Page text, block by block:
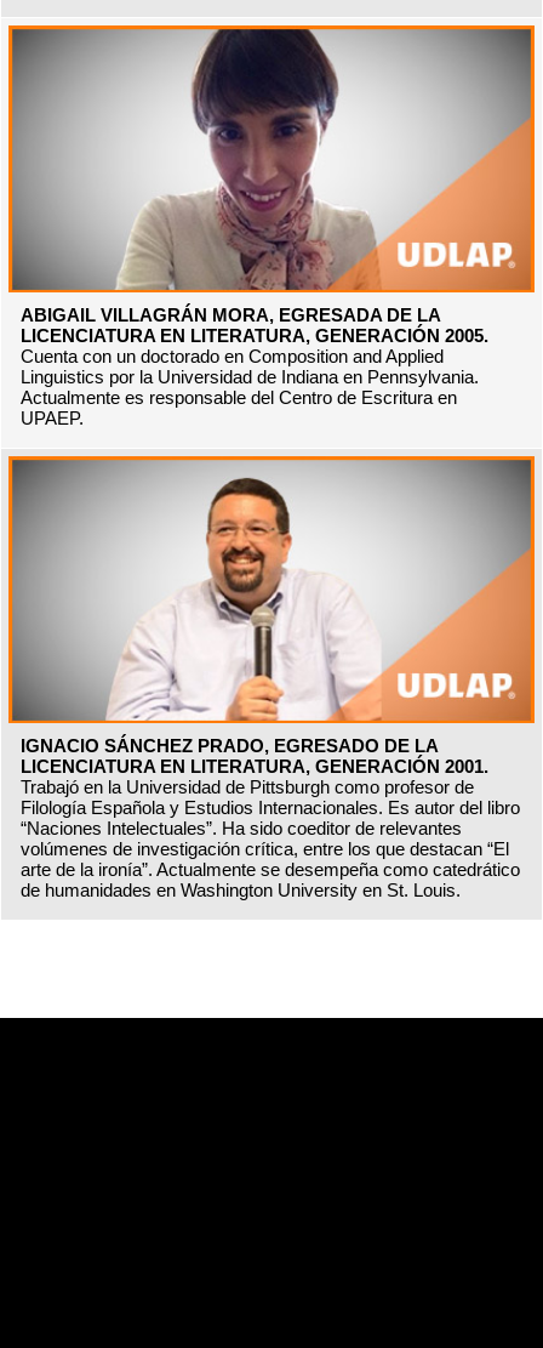
ABIGAIL VILLAGRÁN MORA, EGRESADA DE LA
LICENCIATURA EN LITERATURA, GENERACIÓN 2005.
Cuenta con un doctorado en Composition and Applied
Linguistics por la Universidad de Indiana en Pennsylvania.
Actualmente es responsable del Centro de Escritura en
UPAEP.
IGNACIO SÁNCHEZ PRADO, EGRESADO DE LA
LICENCIATURA EN LITERATURA, GENERACIÓN 2001.
Trabajó en la Universidad de Pittsburgh como profesor de
Filología Española y Estudios Internacionales. Es autor del libro
“Naciones Intelectuales”. Ha sido coeditor de relevantes
volúmenes de investigación crítica, entre los que destacan “El
arte de la ironía”. Actualmente se desempeña como catedrático
de humanidades en Washington University en St. Louis.